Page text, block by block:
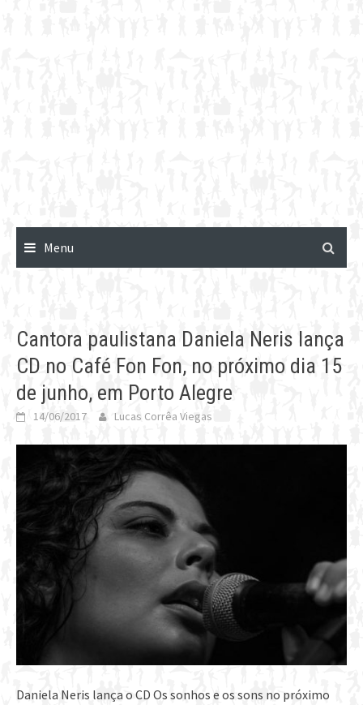
Menu
Cantora paulistana Daniela Neris lança
CD no Café Fon Fon, no próximo dia 15
de junho, em Porto Alegre
14/06/2017 Lucas Corrêa Viegas
Daniela Neris lança o CD Os sonhos e os sons no próximo